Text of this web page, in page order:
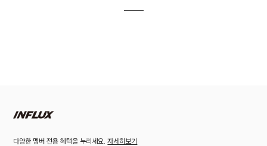
다양한 멤버 전용 혜택을 누리세요.자세히보기